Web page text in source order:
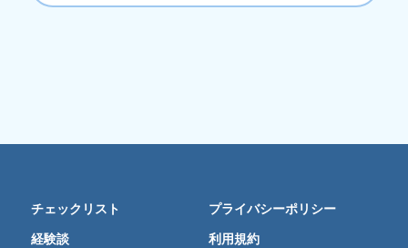
チェックリスト
経験談
プライバシーポリシー
利用規約